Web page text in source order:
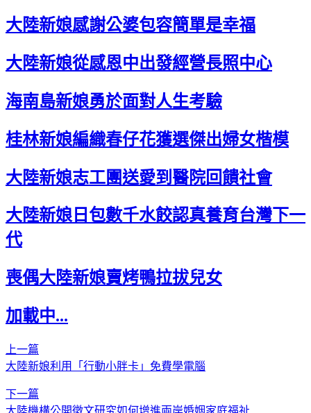
大陸新娘感謝公婆包容簡單是幸福
大陸新娘從感恩中出發經營長照中心
海南島新娘勇於面對人生考驗
桂林新娘編織春仔花獲選傑出婦女楷模
大陸新娘志工團送愛到醫院回饋社會
大陸新娘日包數千水餃認真養育台灣下一
代
喪偶大陸新娘賣烤鴨拉拔兒女
加載中...
上一篇
大陸新娘利用「行動小胖卡」免費學電腦
下一篇